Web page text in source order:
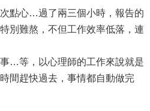
點心…過了兩三個小時，報告的
別難熬，不但工作效率低落，連
…等，以心理師的工作來說就是
間趕快過去，事情都自動做完